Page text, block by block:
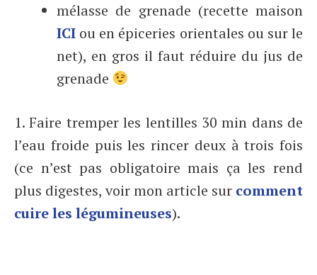
mélasse de grenade (recette maison
ICI ou en épiceries orientales ou sur le
net), en gros il faut réduire du jus de
grenade
1. Faire tremper les lentilles 30 min dans de
l’eau froide puis les rincer deux à trois fois
(ce n’est pas obligatoire mais ça les rend
plus digestes, voir mon article sur comment
cuire les légumineuses).